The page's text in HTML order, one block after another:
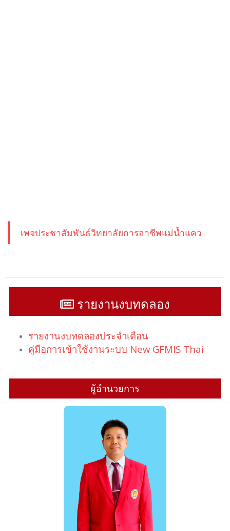
เพจประชาสัมพันธ์วิทยาลัยการอาชีพแม่น้ำแคว
รายงานงบทดลอง
รายงานงบทดลองประจำเดือน
คู่มือการเข้าใช้งานระบบ New GFMIS Thai
ผู้อำนวยการ